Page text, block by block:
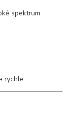
spektrum
rychle.